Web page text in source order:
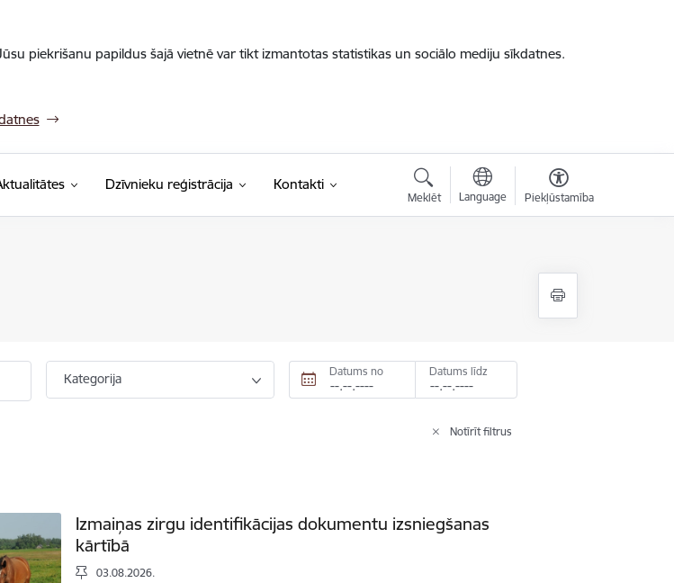
piekrišanu papildus šajā vietnē var tikt izmantotas statistikas un sociālo mediju sīkdatnes.
Dzīvnieku reģistrācija Kontakti
Meklēt Language Piekļūstamība
Kategorija Datums no Datums līdz
Notīrīt filtrus
Izmaiņas zirgu identifikācijas dokumentu izsniegšanas
kārtībā
03.08.2026.